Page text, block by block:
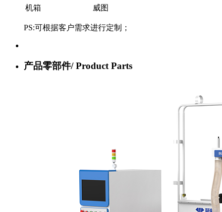
机箱
威图
PS:可根据客户需求进行定制；
产品零部件/Product Parts